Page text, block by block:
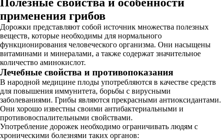
применения грибов
Дорожки представляют собой источник множества полезных
веществ, которые необходимы для нормального
функционирования человеческого организма. Они насыщены
витаминами и минералами, а также содержат значительное
количество аминокислот.
Лечебные свойства и противопоказания
В народной медицине плоды употребляются в качестве средств
для повышения иммунитета, борьбы с вирусными
заболеваниями. Грибы являются прекрасными антиоксидантами.
Они хорошо известны своими антибактериальными и
противовоспалительными свойствами.
Употребление дорожек необходимо ограничивать людям с
хроническими болезнями таких органов: